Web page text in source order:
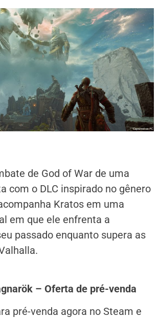
de God of War de uma
com o DLC inspirado no gênero
Kratos em uma
em que ele enfrenta a
passado enquanto supera as
– Oferta de pré-venda
pré-venda agora no Steam e